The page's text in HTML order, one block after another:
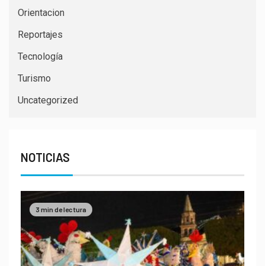
Orientacion
Reportajes
Tecnología
Turismo
Uncategorized
NOTICIAS
3 min de lectura